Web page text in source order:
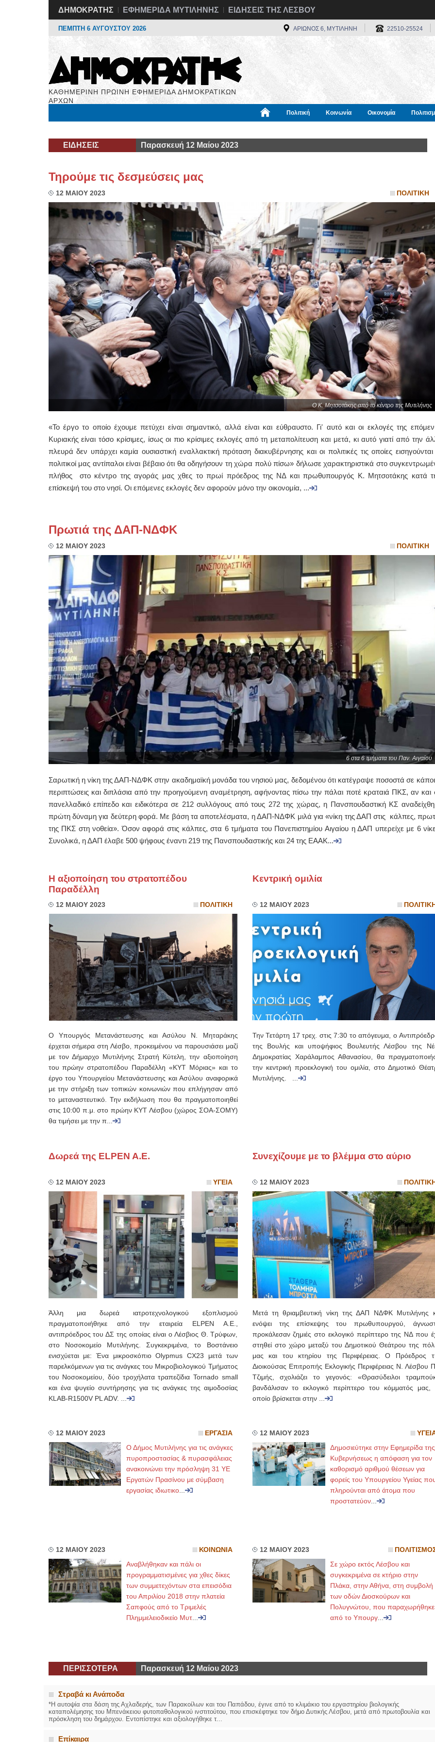
ΔΗΜΟΚΡΑΤΗΣ ΕΦΗΜΕΡΙΔΑ ΜΥΤΙΛΗΝΗΣ ΕΙΔΗΣΕΙΣ ΤΗΣ ΛΕΣΒΟΥ
ΠΕΜΠΤΗ 6 ΑΥΓΟΥΣΤΟΥ 2026 ΑΡΙΩΝΟΣ 6, ΜΥΤΙΛΗΝΗ 22510-25524
ΚΑΘΗΜΕΡΙΝΗ ΠΡΩΙΝΗ ΕΦΗΜΕΡΙΔΑ ΔΗΜΟΚΡΑΤΙΚΩΝ
ΑΡΧΩΝ
Πολιτική Κοινωνία Οικονομία
ΕΙΔΗΣΕΙΣ Παρασκευή 12 Μαίου 2023
Τηρούμε τις δεσμεύσεις μας
12 ΜΑΙΟΥ 2023 ΠΟΛΙΤΙΚΗ
Ο Κ. Μητσοτάκης από το κέντρο της Μυτιλήνης
«Το έργο το οποίο έχουμε πετύχει είναι σημαντικό, αλλά είναι και εύθραυστο. Γι' αυτό και οι εκλογές της
Κυριακής είναι τόσο κρίσιμες, ίσως οι πιο κρίσιμες εκλογές από τη μεταπολίτευση και μετά, κι αυτό γιατί από την
πλευρά δεν υπάρχει καμία ουσιαστική εναλλακτική πρόταση διακυβέρνησης και οι πολιτικές τις οποίες εισηγούνται
πολιτικοί μας αντίπαλοι είναι βέβαιο ότι θα οδηγήσουν τη χώρα πολύ πίσω» δήλωσε χαρακτηριστικά στο
πλήθος στο κέντρο της αγοράς μας χθες το πρωί πρόεδρος της ΝΔ και πρωθυπουργός Κ. Μητσοτάκης κατά
επίσκεψή του στο νησί. Οι επόμενες εκλογές δεν αφορούν μόνο την οικονομία, ...
Πρωτιά της ΔΑΠ-ΝΔΦΚ
12 ΜΑΙΟΥ 2023 ΠΟΛΙΤΙΚΗ
6 στα 6 τμήματα του Παν. Αιγαίου
Σαρωτική η νίκη της ΔΑΠ-ΝΔΦΚ στην ακαδημαϊκή μονάδα του νησιού μας, δεδομένου ότι κατέγραψε ποσοστά σε
περιπτώσεις και διπλάσια από την προηγούμενη αναμέτρηση, αφήνοντας πίσω την πάλαι ποτέ κραταιά ΠΚΣ, αν και
πανελλαδικό επίπεδο και ειδικότερα σε 212 συλλόγους από τους 272 της χώρας, η Πανσπουδαστική ΚΣ
πρώτη δύναμη για δεύτερη φορά. Με βάση τα αποτελέσματα, η ΔΑΠ-ΝΔΦΚ μιλά για «νίκη της ΔΑΠ στις κάλπες,
της ΠΚΣ στη νοθεία». Όσον αφορά στις κάλπες, στα 6 τμήματα του Πανεπιστημίου Αιγαίου η ΔΑΠ υπερείχε με 6
Συνολικά, η ΔΑΠ έλαβε 500 ψήφους έναντι 219 της Πανσπουδαστικής και 24 της ΕΑΑΚ...
Η αξιοποίηση του στρατοπέδου
Παραδέλλη
12 ΜΑΙΟΥ 2023 ΠΟΛΙΤΙΚΗ
Ο Υπουργός Μετανάστευσης και Ασύλου Ν. Μηταράκης
έρχεται σήμερα στη Λέσβο, προκειμένου να παρουσιάσει μαζί
με τον Δήμαρχο Μυτιλήνης Στρατή Κύτελη, την αξιοποίηση
του πρώην στρατοπέδου Παραδέλλη «ΚΥΤ Μόριας» και το
έργο του Υπουργείου Μετανάστευσης και Ασύλου αναφορικά
με την στήριξη των τοπικών κοινωνιών που επλήγησαν από
το μεταναστευτικό. Την εκδήλωση που θα πραγματοποιηθεί
στις 10:00 π.μ. στο πρώην ΚΥΤ Λέσβου (χώρος ΣΟΑ-ΣΟΜΥ)
θα τιμήσει με την π...
Κεντρική ομιλία
12 ΜΑΙΟΥ 2023
Την Τετάρτη 17 τρεχ. στις 7:30 το απόγευμα, ο
της Βουλής και υποψήφιος Βουλευτής Λέσβου της
Δημοκρατίας Χαράλαμπος Αθανασίου, θα
την κεντρική προεκλογική του ομιλία, στο Δημοτικό
Μυτιλήνης. ...
Δωρεά της ELPEN A.E.
12 ΜΑΙΟΥ 2023 ΥΓΕΙΑ
Άλλη μια δωρεά ιατροτεχνολογικού εξοπλισμού
πραγματοποιήθηκε από την εταιρεία ELPEN A.E.,
αντιπρόεδρος του ΔΣ της οποίας είναι ο Λέσβιος Θ. Τρύφων,
στο Νοσοκομείο Μυτιλήνης. Συγκεκριμένα, το Βοστάνειο
ενισχύεται με: Ένα μικροσκόπιο Olypmus CX23 μετά των
παρελκόμενων για τις ανάγκες του Μικροβιολογικού Τμήματος
του Νοσοκομείου, δύο τροχήλατα τραπεζίδια Tornado small
και ένα ψυγείο συντήρησης για τις ανάγκες της αιμοδοσίας
KLAB-R1500V PL ADV. ...
Συνεχίζουμε με το βλέμμα στο αύριο
12 ΜΑΙΟΥ 2023
Μετά τη θριαμβευτική νίκη της ΔΑΠ ΝΔΦΚ Μυτιλήνης
ενόψει της επίσκεψης του πρωθυπουργού,
προκάλεσαν ζημιές στο εκλογικό περίπτερο της ΝΔ που
στηθεί στο χώρο μεταξύ του Δημοτικού Θεάτρου της
μας και του κτηρίου της Περιφέρειας. Ο Πρόεδρος
Διοικούσας Επιτροπής Εκλογικής Περιφέρειας Ν. Λέσβου
Τζιμής, σχολιάζει το γεγονός: «Θρασύδειλοι
βανδάλισαν το εκλογικό περίπτερο του κόμματός μας,
οποίο βρίσκεται στην ...
12 ΜΑΙΟΥ 2023 ΕΡΓΑΣΙΑ
Ο Δήμος Μυτιλήνης για τις ανάγκες
πυροπροστασίας & πυρασφάλειας
ανακοινώνει την πρόσληψη 31 ΥΕ
Εργατών Πρασίνου με σύμβαση
εργασίας ιδιωτικο...
12 ΜΑΙΟΥ 2023
Δημοσιεύτηκε στην Εφημερίδα της
Κυβερνήσεως η απόφαση για τον
καθορισμό αριθμού θέσεων για
φορείς του Υπουργείου Υγείας
πληρούνται από άτομα που
προστατεύον...
12 ΜΑΙΟΥ 2023 ΚΟΙΝΩΝΙΑ
Αναβλήθηκαν και πάλι οι
προγραμματισμένες για χθες δίκες
των συμμετεχόντων στα επεισόδια
του Απριλίου 2018 στην πλατεία
Σαπφούς από το Τριμελές
Πλημμελειοδικείο Μυτ...
12 ΜΑΙΟΥ 2023
Σε χώρο εκτός Λέσβου και
συγκεκριμένα σε κτήριο στην
Πλάκα, στην Αθήνα, στη συμβολή
των οδών Διοσκούρων και
Πολυγνώτου, που παραχωρήθηκε
από το Υπουργ...
ΠΕΡΙΣΣΟΤΕΡΑ Παρασκευή 12 Μαίου 2023
Στραβά κι Ανάποδα
*Η αυτοψία στα δάση της Αχλαδερής, των Παρακοίλων και του Παπάδου, έγινε από το κλιμάκιο του εργαστηρίου βιολογικής
καταπολέμησης του Μπενάκειου φυτοπαθολογικού ινστιτούτου, που επισκέφτηκε τον δήμο Δυτικής Λέσβου, μετά από πρωτοβουλία και
πρόσκληση του δημάρχου. Εντοπίστηκε και αξιολογήθηκε τ...
Επίκαιρα
ΙΩΑΝΝΗΣ Α. ΜΑΛΛΙΑΣ
ΧΕΙΡΟΥΡΓΟΣ
ΟΦΘΑΛΜΙΑΤΡΟΣ
Χειρουργός Ωτορινολαρυγγολόγος
Στρατιωτικός Ιατρός
Διδ.Παν.Αθηνών
Διπλωματούχος Ευρ.Ακαδημίας
Πάρνηθας 95-97 Αχαρναί
email- elenboumpa@gmail.com